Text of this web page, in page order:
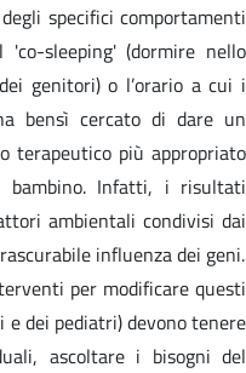
specifici comportamenti
sleeping' (dormire nello
genitori) o l’orario a cui i
bensì cercato di dare un
terapeutico più appropriato
Infatti, i risultati
ambientali condivisi dai
influenza dei geni.
per modificare questi
dei pediatri) devono tenere
ascoltare i bisogni del